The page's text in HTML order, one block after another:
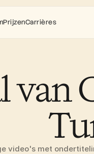
van
video's met
PrijzenCarrières